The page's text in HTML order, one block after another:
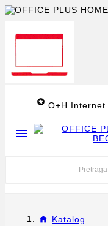
 O+H

Katalog